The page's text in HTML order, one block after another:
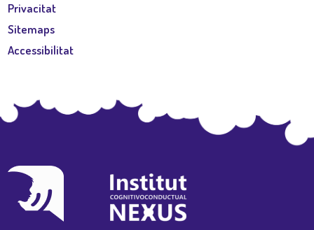
Privacitat
Sitemaps
Accessibilitat